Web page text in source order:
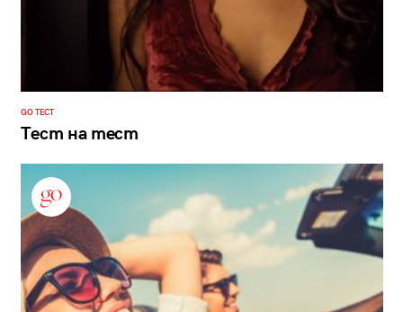
GO ТЕСТ
Тест на тест